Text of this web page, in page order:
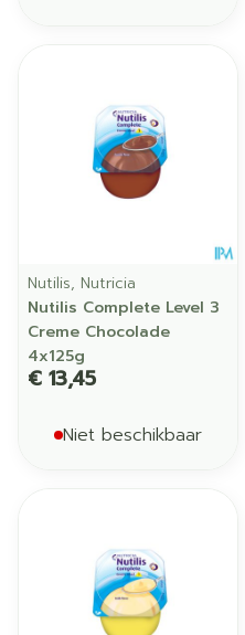
Nutilis, Nutricia
Nutilis Complete Level 3
Creme Chocolade
4x125g
€ 13,45
Niet beschikbaar